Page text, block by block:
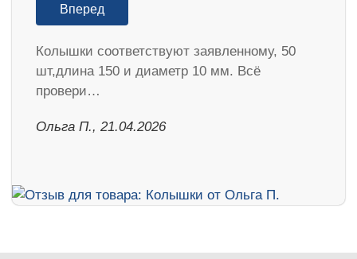
Вперед
Колышки соответствуют заявленному, 50
шт,длина 150 и диаметр 10 мм. Всё
провери…
Ольга П., 21.04.2026